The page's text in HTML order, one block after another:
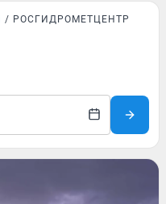
РОСГИДРОМЕТЦЕНТР